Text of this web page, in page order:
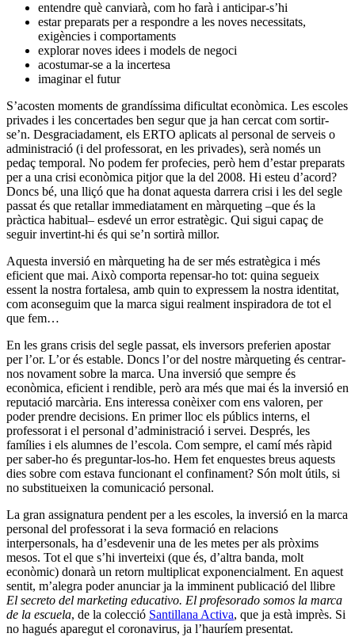
entendre què canviarà, com ho farà i anticipar-s’hi
estar preparats per a respondre a les noves necessitats,
exigències i comportaments
explorar noves idees i models de negoci
acostumar-se a la incertesa
imaginar el futur
S’acosten moments de grandíssima dificultat econòmica. Les escoles
privades i les concertades ben segur que ja han cercat com sortir-
se’n. Desgraciadament, els ERTO aplicats al personal de serveis o
administració (i del professorat, en les privades), serà només un
pedaç temporal. No podem fer profecies, però hem d’estar preparats
per a una crisi econòmica pitjor que la del 2008. Hi esteu d’acord?
Doncs bé, una lliçó que ha donat aquesta darrera crisi i les del segle
passat és que retallar immediatament en màrqueting –que és la
pràctica habitual– esdevé un error estratègic. Qui sigui capaç de
seguir invertint-hi és qui se’n sortirà millor.
Aquesta inversió en màrqueting ha de ser més estratègica i més
eficient que mai. Això comporta repensar-ho tot: quina segueix
essent la nostra fortalesa, amb quin to expressem la nostra identitat,
com aconseguim que la marca sigui realment inspiradora de tot el
que fem…
En les grans crisis del segle passat, els inversors preferien apostar
per l’or. L’or és estable. Doncs l’or del nostre màrqueting és centrar-
nos novament sobre la marca. Una inversió que sempre és
econòmica, eficient i rendible, però ara més que mai és la inversió en
reputació marcària. Ens interessa conèixer com ens valoren, per
poder prendre decisions. En primer lloc els públics interns, el
professorat i el personal d’administració i servei. Després, les
famílies i els alumnes de l’escola. Com sempre, el camí més ràpid
per saber-ho és preguntar-los-ho. Hem fet enquestes breus aquests
dies sobre com estava funcionant el confinament? Són molt útils, si
no substitueixen la comunicació personal.
La gran assignatura pendent per a les escoles, la inversió en la marca
personal del professorat i la seva formació en relacions
interpersonals, ha d’esdevenir una de les metes per als pròxims
mesos. Tot el que s’hi inverteixi (que és, d’altra banda, molt
econòmic) donarà un retorn multiplicat exponencialment. En aquest
sentit, m’alegra poder anunciar ja la imminent publicació del llibre
El secreto del marketing educativo. El profesorado somos la marca
de la escuela, de la colecció Santillana Activa, que ja està imprès. Si
no hagués aparegut el coronavirus, ja l’hauríem presentat.